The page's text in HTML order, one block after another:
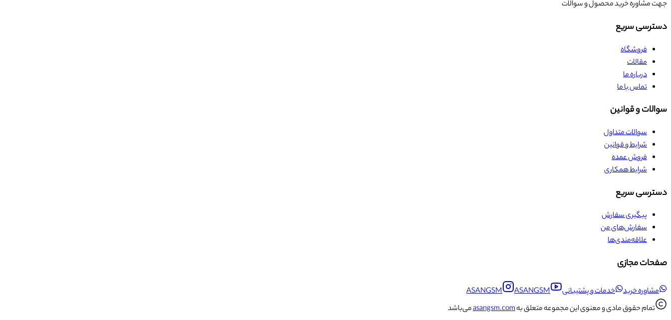
جهت مشاوره خرید محصول و سوالات
دسترسی سریع
فروشگاه
مقالات
درباره ما
تماس با ما
سوالات و قوانین
سوالات متداول
شرایط و قوانین
فروش عمده
شرایط همکاری
دسترسی سریع
پیگیری سفارش
سفارش‌های من
علاقه‌مندی‌ها
صفحات مجازی
مشاوره خرید خدمات و پشتیبانی ASANGSM
ASANGSM
تمام حقوق مادی و معنوی این مجموعه متعلق بهasangsm.comمی‌باشد